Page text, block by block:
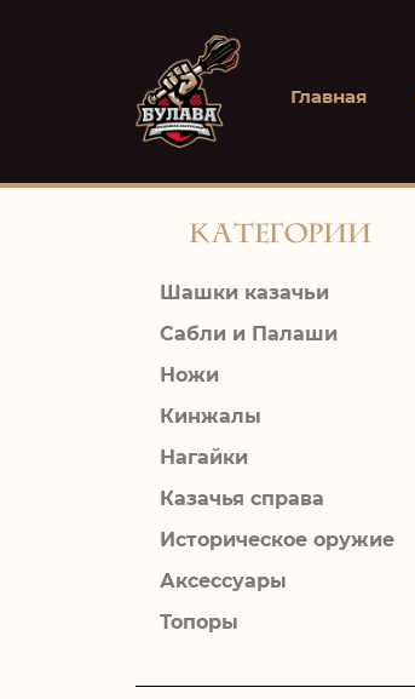
Главная
Категории
Шашки казачьи
Сабли и Палаши
Ножи
Кинжалы
Нагайки
Казачья справа
Историческое оружие
Аксессуары
Топоры